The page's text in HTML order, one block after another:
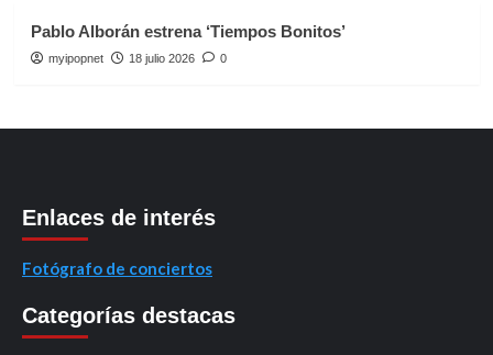
Pablo Alborán estrena ‘Tiempos Bonitos’
myipopnet 18 julio 2026 0
Enlaces de interés
Fotógrafo de conciertos
Categorías destacas